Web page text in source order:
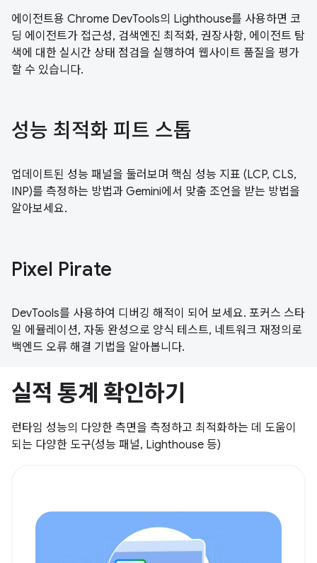
에이전트용 Chrome DevTools의 Lighthouse를 사용하면 코
딩 에이전트가 접근성, 검색엔진 최적화, 권장사항, 에이전트 탐
색에 대한 실시간 상태 점검을 실행하여 웹사이트 품질을 평가
할 수 있습니다.
성능 최적화 피트 스톱
업데이트된 성능 패널을 둘러보며 핵심 성능 지표 (LCP, CLS,
INP)를 측정하는 방법과 Gemini에서 맞춤 조언을 받는 방법을
알아보세요.
Pixel Pirate
DevTools를 사용하여 디버깅 해적이 되어 보세요. 포커스 스타
일 에뮬레이션, 자동 완성으로 양식 테스트, 네트워크 재정의로
백엔드 오류 해결 기법을 알아봅니다.
실적 통계 확인하기
런타임 성능의 다양한 측면을 측정하고 최적화하는 데 도움이
되는 다양한 도구(성능 패널, Lighthouse 등)